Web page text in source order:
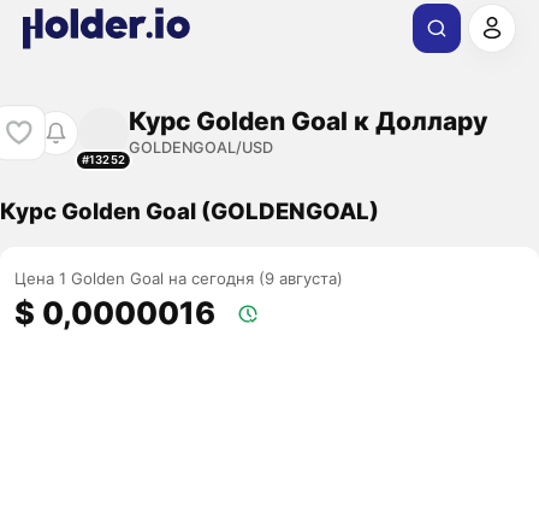
#13252
Курс Golden Goal к Доллару
GOLDENGOAL/USD
Курс Golden Goal (GOLDENGOAL)
Цена 1 Golden Goal на сегодня (9 августа)
$ 0,0000016